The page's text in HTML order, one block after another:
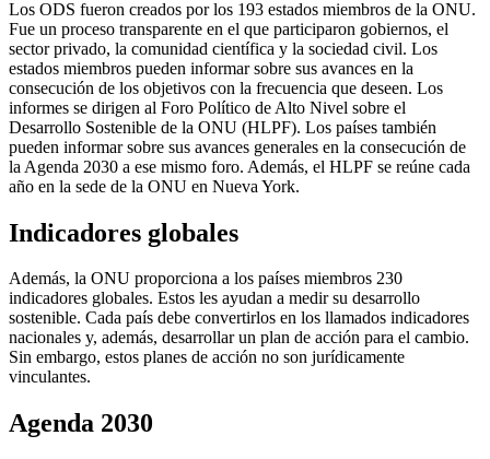
Los ODS fueron creados por los 193 estados miembros de la ONU.
Fue un proceso transparente en el que participaron gobiernos, el
sector privado, la comunidad científica y la sociedad civil. Los
estados miembros pueden informar sobre sus avances en la
consecución de los objetivos con la frecuencia que deseen. Los
informes se dirigen al Foro Político de Alto Nivel sobre el
Desarrollo Sostenible de la ONU (HLPF). Los países también
pueden informar sobre sus avances generales en la consecución de
la Agenda 2030 a ese mismo foro. Además, el HLPF se reúne cada
año en la sede de la ONU en Nueva York.
Indicadores globales
Además, la ONU proporciona a los países miembros 230
indicadores globales. Estos les ayudan a medir su desarrollo
sostenible. Cada país debe convertirlos en los llamados indicadores
nacionales y, además, desarrollar un plan de acción para el cambio.
Sin embargo, estos planes de acción no son jurídicamente
vinculantes.
Agenda 2030